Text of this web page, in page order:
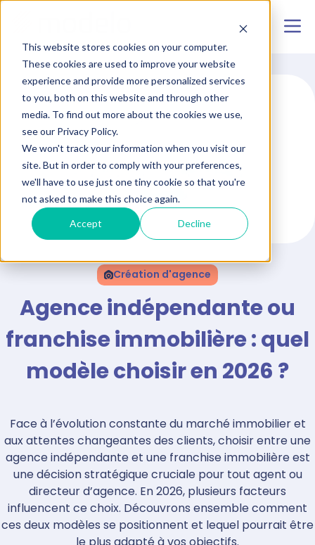
This website stores cookies on your computer.
These cookies are used to improve your website
experience and provide more personalized services
to you, both on this website and through other
media. To find out more about the cookies we use,
see our Privacy Policy.
We won't track your information when you visit our
site. But in order to comply with your preferences,
we'll have to use just one tiny cookie so that you're
not asked to make this choice again.
Accept Decline
Création d'agence
Agence indépendante ou
franchise immobilière : quel
modèle choisir en 2026 ?
Face à l’évolution constante du marché immobilier et
aux attentes changeantes des clients, choisir entre une
agence indépendante et une franchise immobilière est
une décision stratégique cruciale pour tout agent ou
directeur d’agence. En 2026, plusieurs facteurs
influencent ce choix. Découvrons ensemble comment
ces deux modèles se positionnent et lequel pourrait être
le plus adapté à vos objectifs.